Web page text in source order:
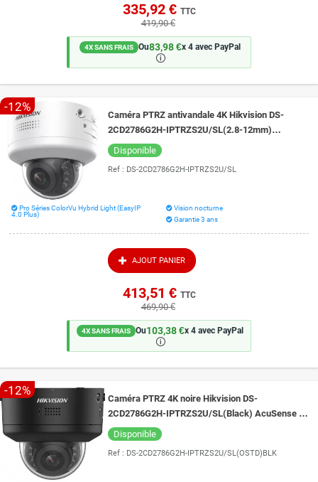
335,92 € TTC
419,90 €
4X SANS FRAIS Ou83,98 €x 4 avec PayPal
🛈
-12%
Caméra PTRZ antivandale 4K Hikvision DS-
2CD2786G2H-IPTRZS2U/SL(2.8-12mm)
AcuSense et Live Guard vision de nuit 40 mètres
Disponible
Ref : DS-2CD2786G2H-IPTRZS2U/SL
Pro Séries ColorVu Hybrid Light (EasyIP
4.0 Plus)
Vision nocturne
Garantie 3 ans
AJOUT PANIER
413,51 € TTC
469,90 €
4X SANS FRAIS Ou103,38 €x 4 avec PayPal
🛈
-12%
Caméra PTRZ 4K noire Hikvision DS-
2CD2786G2H-IPTRZS2U/SL(Black) AcuSense et
Live Guard vision de nuit 40 mètres
Disponible
Ref : DS-2CD2786G2H-IPTRZS2U/SL(OSTD)BLK